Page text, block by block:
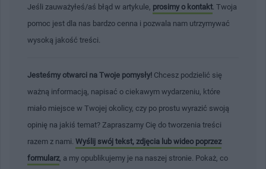
Jeśli zauważyłeś/aś błąd w artykule, prosimy o kontakt . Twoja
pomoc jest dla nas bardzo cenna i pozwala nam utrzymywać
wysoką jakość treści.
Jesteśmy otwarci na Twoje pomysły! Chcesz podzielić się
ważną informacją, napisać o ciekawym wydarzeniu, które
miało miejsce w Twojej okolicy, czy po prostu wyrazić swoją
opinię na jakiś temat? Zapraszamy Cię do tworzenia treści
razem z nami. Wyślij swój tekst, zdjęcia lub wideo poprzez
formularz , a my opublikujemy je na naszej stronie. Pokaż, co